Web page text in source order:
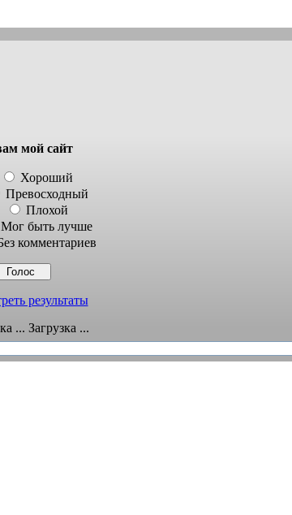
мой сайт
Хороший
Превосходный
Плохой
Мог быть лучше
комментариев
результаты
Загрузка ...